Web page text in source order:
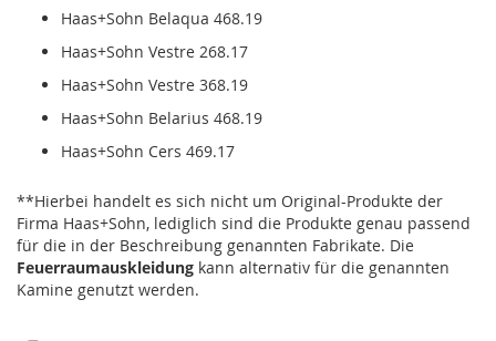
Haas+Sohn Belaqua 468.19
Haas+Sohn Vestre 268.17
Haas+Sohn Vestre 368.19
Haas+Sohn Belarius 468.19
Haas+Sohn Cers 469.17
**Hierbei handelt es sich nicht um Original-Produkte der
Firma Haas+Sohn, lediglich sind die Produkte genau passend
für die in der Beschreibung genannten Fabrikate. Die
Feuerraumauskleidung kann alternativ für die genannten
Kamine genutzt werden.